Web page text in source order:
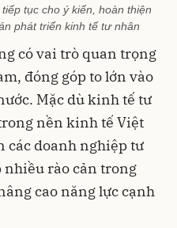
tục cho ý kiến, hoàn thiện
phát triển kinh tế tư nhân
có vai trò quan trọng
đóng góp to lớn vào
Mặc dù kinh tế tư
nền kinh tế Việt
các doanh nghiệp tư
nhiều rào cản trong
cao năng lực cạnh